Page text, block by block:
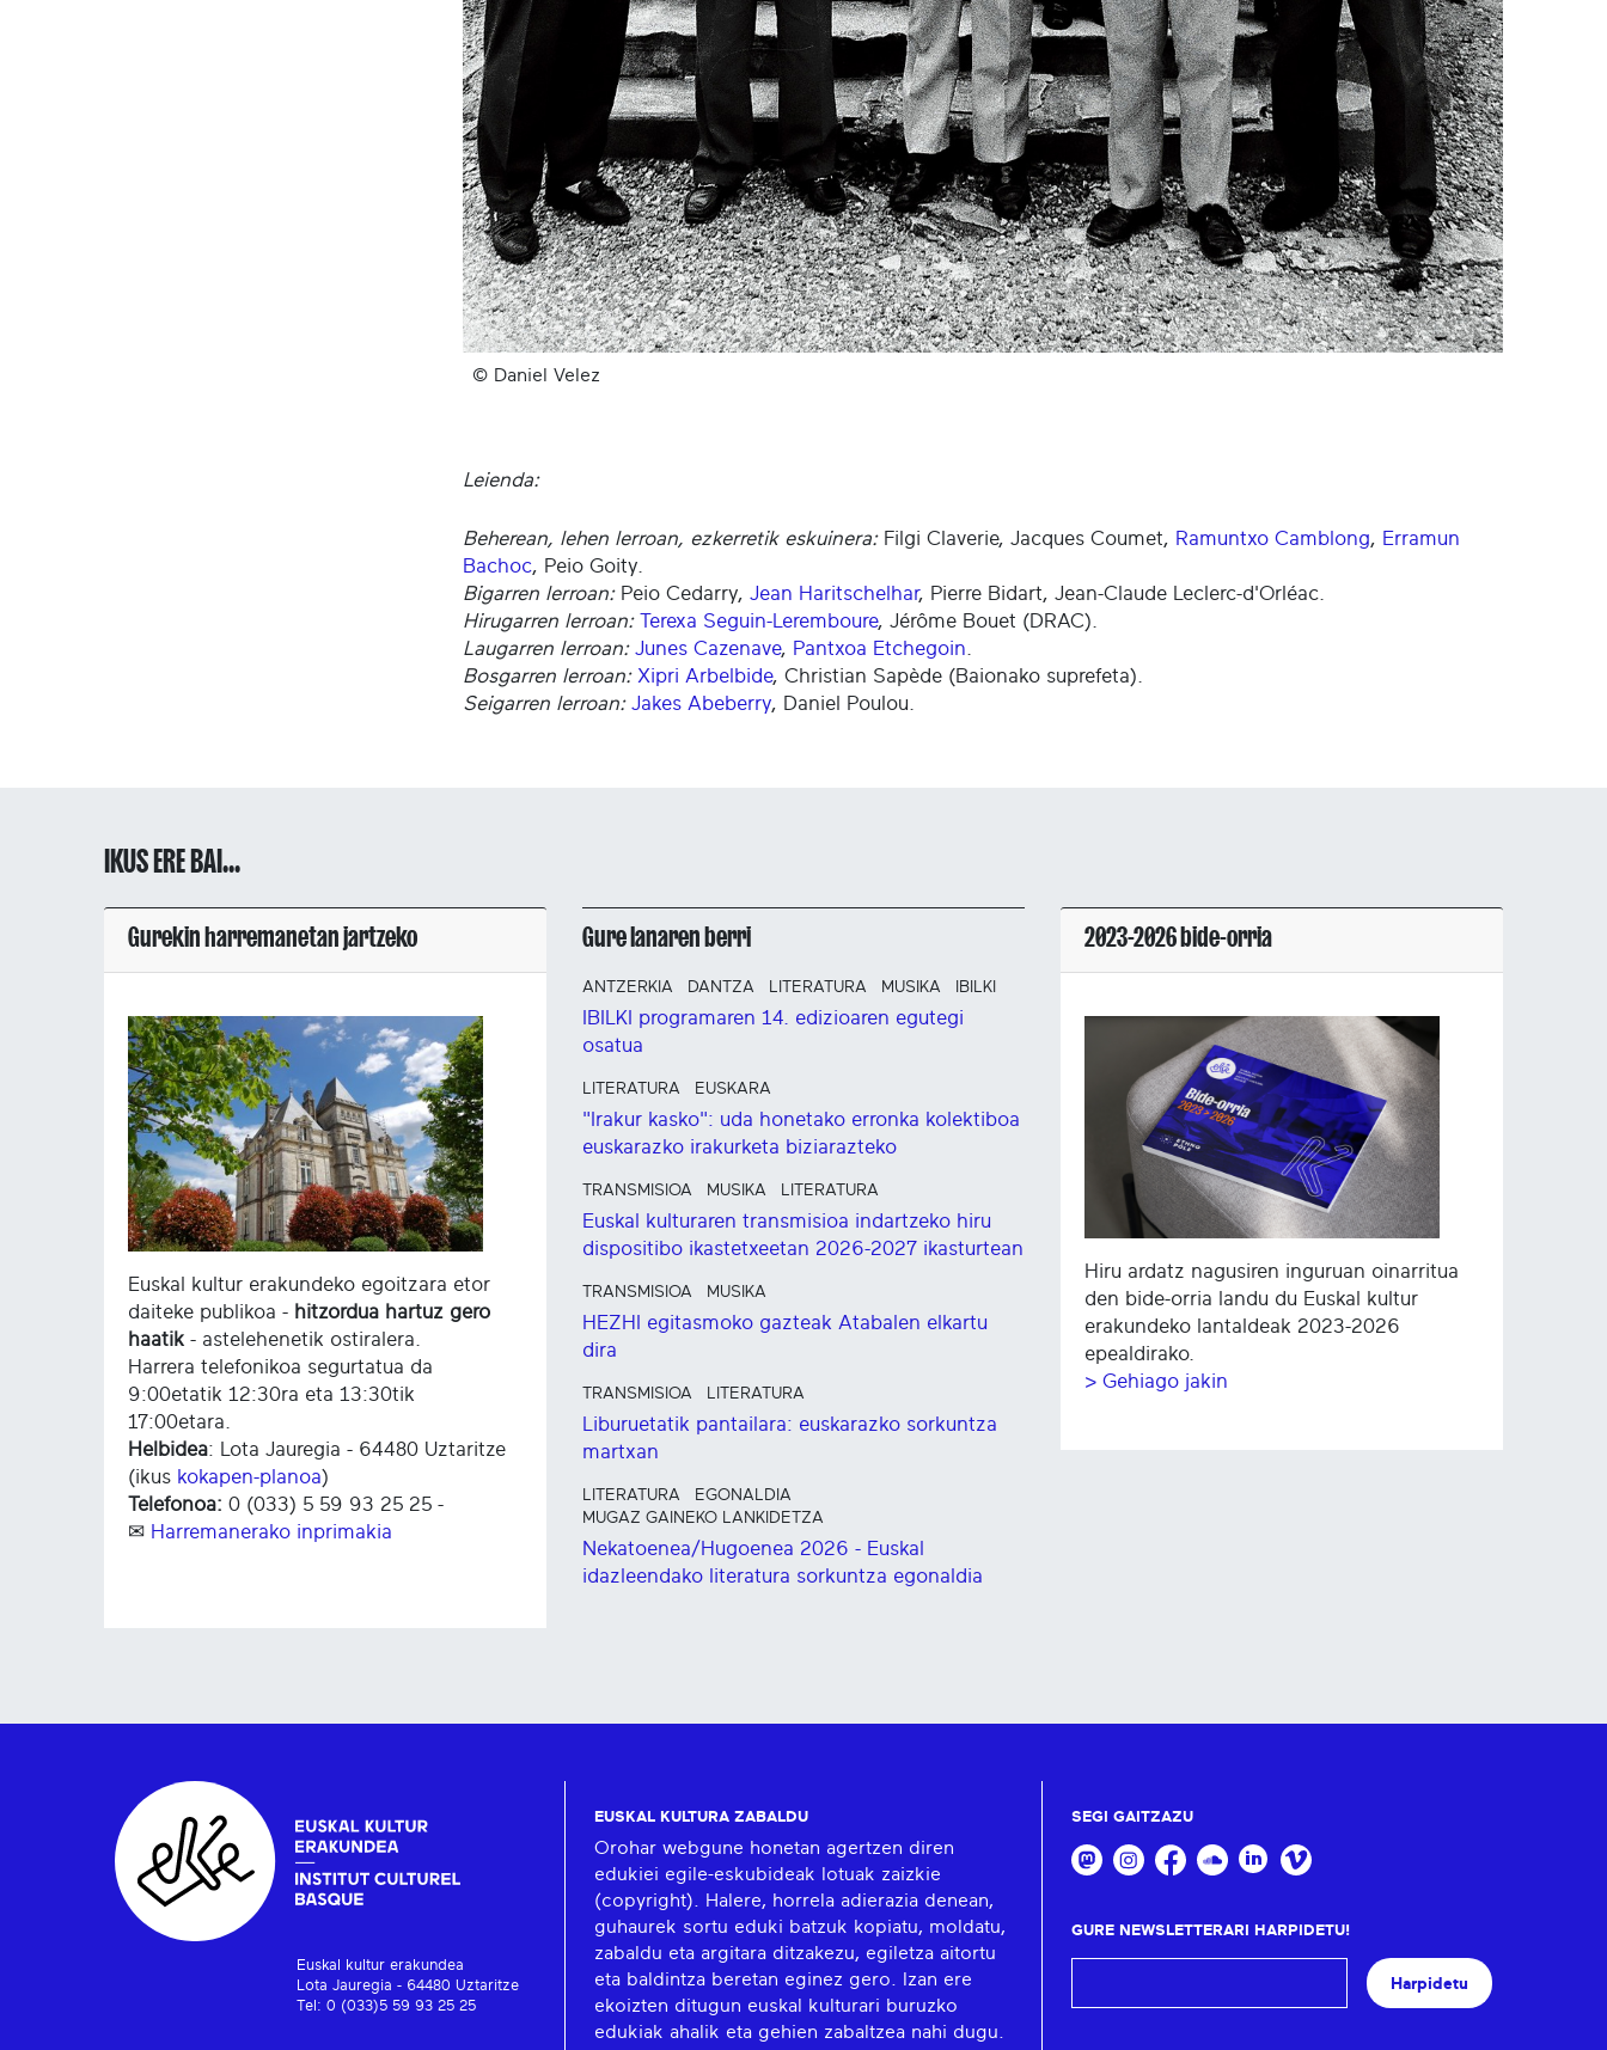
© Daniel Velez
Leienda:
Beherean, lehen lerroan, ezkerretik eskuinera:Filgi Claverie, Jacques Coumet, Ramuntxo Camblong, Erramun
Bachoc, Peio Goity.
Bigarren lerroan:Peio Cedarry, Jean Haritschelhar, Pierre Bidart, Jean-Claude Leclerc-d'Orléac.
Hirugarren lerroan: Terexa Seguin-Leremboure, Jérôme Bouet (DRAC).
Laugarren lerroan: Junes Cazenave, Pantxoa Etchegoin
Bosgarren lerroan: Xipri Arbelbide, Christian Sapède (Baionako suprefeta).
Seigarren lerroan: Jakes Abeberry, Daniel Poulou.
IKUS ERE BAI...
Gurekin harremanetan jartzeko
Euskal kultur erakundeko egoitzara etor
daiteke publikoa - hitzordua hartuz gero
haatik - astelehenetik ostiralera.
Harrera telefonikoa segurtatua da
9:00etatik 12:30ra eta 13:30tik
17:00etara.
Helbidea: Lota Jauregia - 64480 Uztaritze
(ikus kokapen-planoa)
Telefonoa: 0 (033) 5 59 93 25 25 -
✉ Harremanerako inprimakia
Gure lanaren berri
ANTZERKIA DANTZA LITERATURA MUSIKA IBILKI
IBILKI programaren 14. edizioaren egutegi
osatua
LITERATURA EUSKARA
"Irakur kasko": uda honetako erronka kolektiboa
euskarazko irakurketa biziarazteko
TRANSMISIOA MUSIKA LITERATURA
Euskal kulturaren transmisioa indartzeko hiru
dispositibo ikastetxeetan 2026-2027 ikasturtean
TRANSMISIOA MUSIKA
HEZHI egitasmoko gazteak Atabalen elkartu
dira
TRANSMISIOA LITERATURA
Liburuetatik pantailara: euskarazko sorkuntza
martxan
LITERATURA
EGONALDIA
MUGAZ GAINEKO LANKIDETZA
Nekatoenea/Hugoenea 2026 - Euskal
idazleendako literatura sorkuntza egonaldia
2023-2026 bide-orria
Hiru ardatz nagusiren inguruan oinarritua
den bide-orria landu du Euskal kultur
erakundeko lantaldeak 2023-2026
epealdirako.
> Gehiago jakin
Euskal kultur erakundea
Lota Jauregia - 64480 Uztaritze
Tel: 0 (033)5 59 93 25 25
EUSKAL KULTURA ZABALDU
Orohar webgune honetan agertzen diren
edukiei egile-eskubideak lotuak zaizkie
(copyright). Halere, horrela adierazia denean,
guhaurek sortu eduki batzuk kopiatu, moldatu,
zabaldu eta argitara ditzakezu, egiletza aitortu
eta baldintza beretan eginez gero. Izan ere
ekoizten ditugun euskal kulturari buruzko
edukiak ahalik eta gehien zabaltzea nahi dugu.
SEGI GAITZAZU
GURE NEWSLETTERARI HARPIDETU!
Harpidetu